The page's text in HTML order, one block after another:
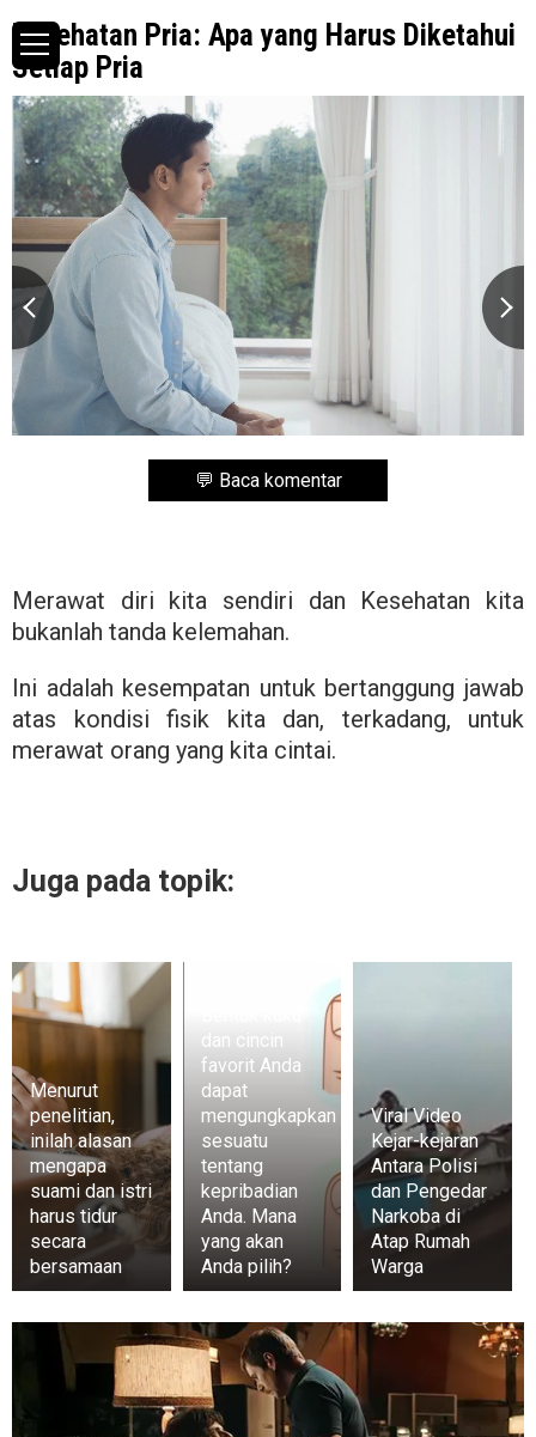
Kesehatan Pria: Apa yang Harus Diketahui
Setiap Pria
💬 Baca komentar
Merawat diri kita sendiri dan Kesehatan kita
bukanlah tanda kelemahan.
Ini adalah kesempatan untuk bertanggung jawab
atas kondisi fisik kita dan, terkadang, untuk
merawat orang yang kita cintai.
Juga pada topik:
Menurut
penelitian,
inilah alasan
mengapa
suami dan istri
harus tidur
secara
bersamaan
dan cincin
favorit Anda
dapat
mengungkapkan
sesuatu
tentang
kepribadian
Anda. Mana
yang akan
Anda pilih?
Viral Video
Kejar-kejaran
Antara Polisi
dan Pengedar
Narkoba di
Atap Rumah
Warga